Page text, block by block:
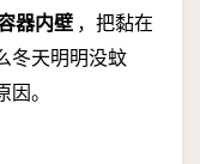
器内壁 ，把黏在
冬天明明没蚊
。